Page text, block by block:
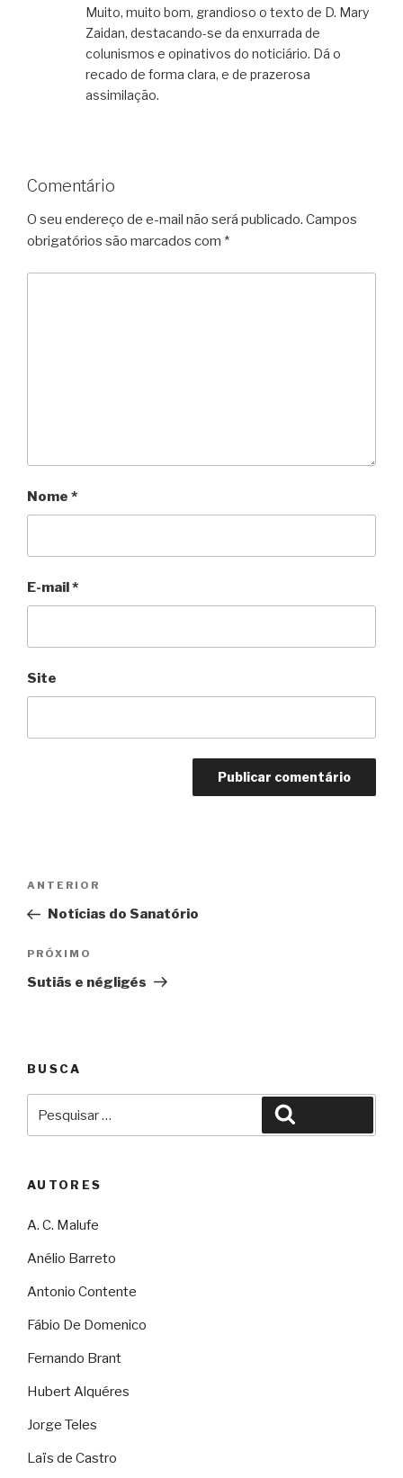
Muito, muito bom, grandioso o texto de D. Mary
Zaidan, destacando-se da enxurrada de
colunismos e opinativos do noticiário. Dá o
recado de forma clara, e de prazerosa
assimilação.
Comentário
O seu endereço de e-mail não será publicado. Campos
obrigatórios são marcados com *
Nome *
E-mail*
Site
Post
Anterior
ANTERIOR
Notícias do Sanatório
Próximo
PRÓXIMO
Sutiãs e négligés
BUSCA
por:
AUTORES
A. C. Malufe
Anélio Barreto
Antonio Contente
Fábio De Domenico
Fernando Brant
Hubert Alquéres
Jorge Teles
Laïs de Castro